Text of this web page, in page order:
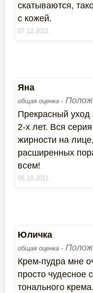
скатываются,
с кожей.
07.12.2011
Яна
общая оценка -
Прекрасный уход
2-х лет. Вся
жирности на
расширенных
всем!
06.10.2011
Юличка
общая оценка -
Крем-пудра мне
просто чудесное
тонального